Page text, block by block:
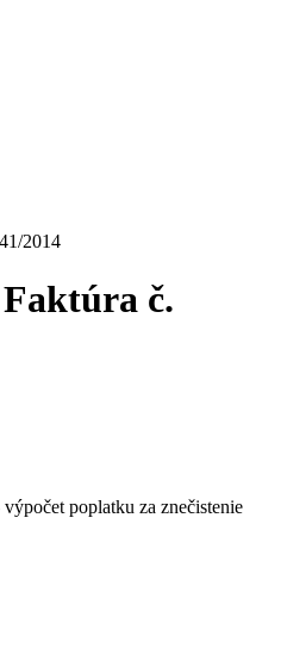
2014
č.
poplatku za znečistenie